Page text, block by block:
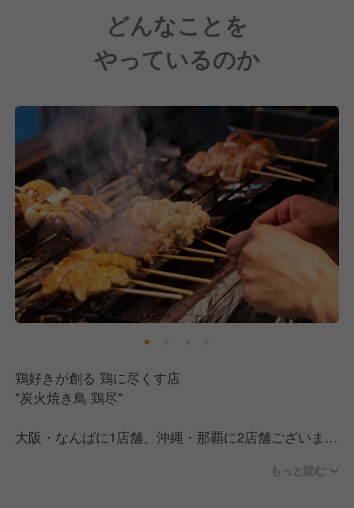
どんなことを
やっているのか
鶏好きが創る 鶏に尽くす店
"炭火焼き鳥 鶏尽"
大阪・なんばに1店舗、沖縄・那覇に2店舗ございま
もっと読む